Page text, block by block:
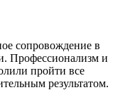
сопровождение в
Профессионализм и
пройти все
результатом.